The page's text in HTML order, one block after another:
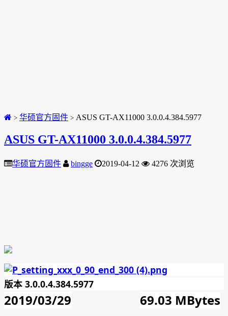
> 华硕官方固件 > ASUS GT-AX11000 3.0.0.4.384.5977
ASUS GT-AX11000 3.0.0.4.384.5977
华硕官方固件 bingge 2019-04-12 4276 次浏览
版本 3.0.0.4.384.5977
2019/03/29 69.03 MBytes